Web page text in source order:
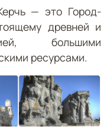
— это Город-
древней и
большими
ресурсами.